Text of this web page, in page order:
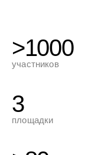
>1000
участников
3
площадки